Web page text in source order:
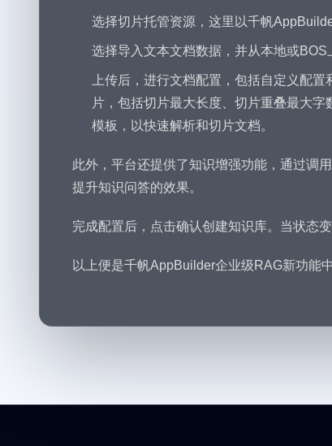
选择切片托管资源，这里以千帆
选择导入文本文档数据，并从本地或BOS
上传后，进行文档配置，包括自定义配
片，包括切片最大长度、切片重叠最大
模板，以快速解析和切片文档。
此外，平台还提供了知识增强功能，通过调
提升知识问答的效果。
完成配置后，点击确认创建知识库。当状态
以上便是千帆AppBuilder企业级RAG新功能